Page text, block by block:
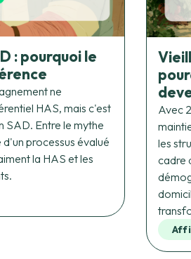
: pourquoi le
ne
HAS, mais c'est
SAD. Entre le mythe
processus évalué
la HAS et les
Avec
les
cadre